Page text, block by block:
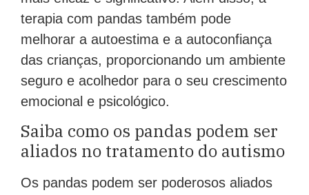
terapia com pandas também pode
melhorar a autoestima e a autoconfiança
das crianças, proporcionando um ambiente
seguro e acolhedor para o seu crescimento
emocional e psicológico.
Saiba como os pandas podem ser
aliados no tratamento do autismo
Os pandas podem ser poderosos aliados